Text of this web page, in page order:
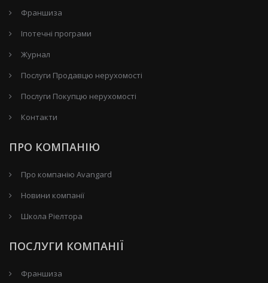
Франшиза
Іпотечні програми
Журнал
Послуги Продавцю нерухомості
Послуги Покупцю нерухомості
Контакти
ПРО КОМПАНІЮ
Про компанію Avangard
Новини компанії
Школа Ріелтора
ПОСЛУГИ КОМПАНІЇ
Франшиза